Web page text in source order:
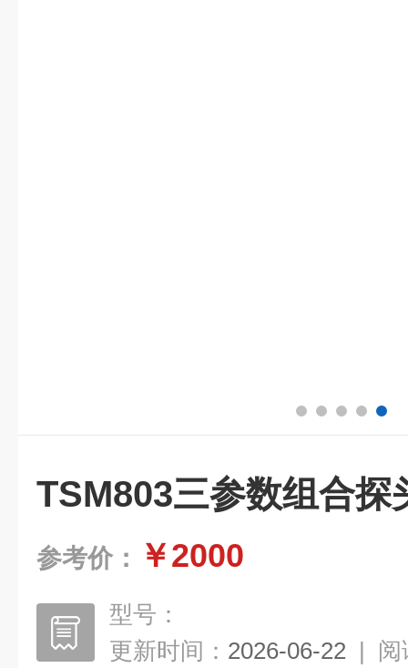
TSM803三参数组合探
参考价： ￥2000
型号：
更新时间： 2026-06-22 | 阅